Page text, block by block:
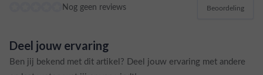
Nog geen reviews Beoordeling
Deel jouw ervaring
Ben jij bekend met dit artikel? Deel jouw ervaring met andere